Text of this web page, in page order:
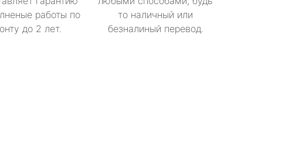
работы по
до 2 лет.
то наличный или
безналиный перевод.